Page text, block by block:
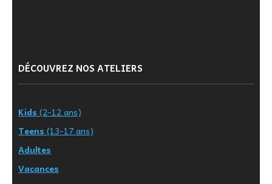
DÉCOUVREZ NOS ATELIERS
Kids (2-12 ans)
Teens (13-17 ans)
Adultes
Vacances